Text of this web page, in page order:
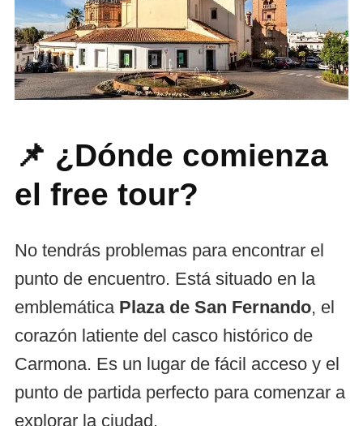
📌 ¿Dónde comienza
el free tour?
No tendrás problemas para encontrar el
punto de encuentro. Está situado en la
emblemática Plaza de San Fernando, el
corazón latiente del casco histórico de
Carmona. Es un lugar de fácil acceso y el
punto de partida perfecto para comenzar a
explorar la ciudad.